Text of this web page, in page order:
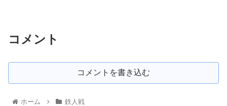
コメント
コメントを書き込む
ホーム 鉄人戦